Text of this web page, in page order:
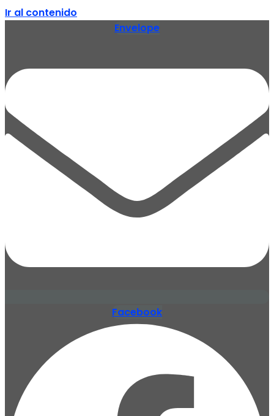
Ir al contenido
Envelope
Facebook